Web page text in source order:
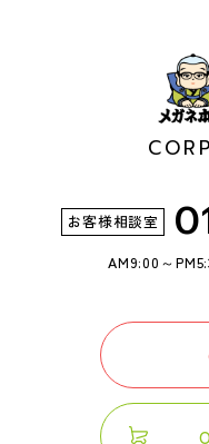
お客様相談室
AM9:00～